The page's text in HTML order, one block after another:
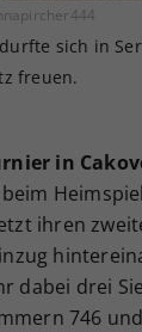
sich in
freuen.
in
ihren
dabei drei
746